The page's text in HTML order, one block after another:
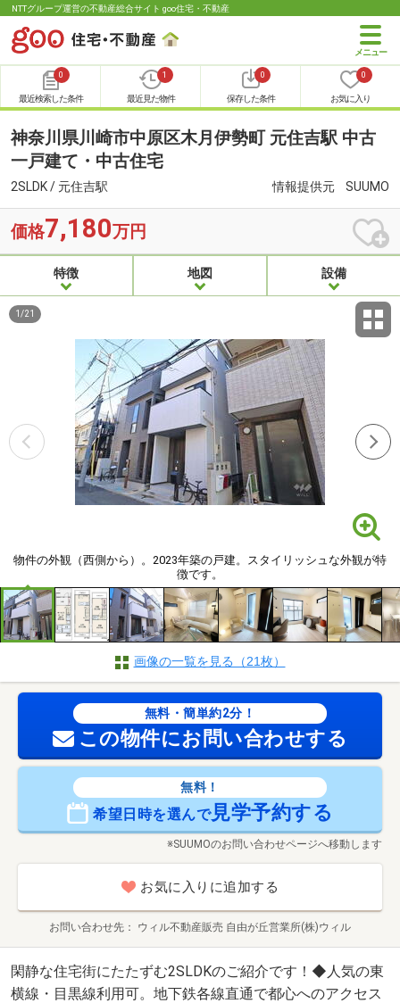
NTTグループ運営の不動産総合サイト goo住宅・不動産
0
最近検索した条件
1
最近見た物件
0
保存した条件
0
お気に入り
神奈川県川崎市中原区木月伊勢町 元住吉駅 中古
一戸建て・中古住宅
2SLDK / 元住吉駅 情報提供元 SUUMO
価格7,180万円
特徴 地図 設備
物件の外観（西側から）。2023年築の戸建。スタイリッシュな外観が特
徴です。
1 /21
画像の一覧を見る（21枚）
無料・簡単約2分！
この物件にお問い合わせする
無料！
希望日時を選んで見学予約する
※SUUMOのお問い合わせページへ移動します
お気に入りに追加する
お問い合わせ先 ウィル不動産販売 自由が丘営業所(株)ウィル
閑静な住宅街にたたずむ2SLDKのご紹介です！◆人気の東
横線・目黒線利用可。地下鉄各線直通で都心へのアクセス